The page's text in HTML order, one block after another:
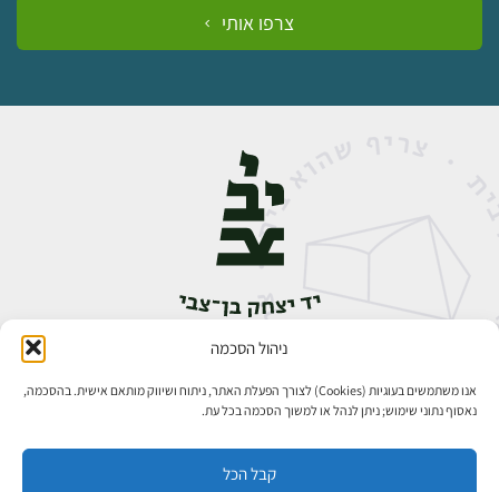
ניהול הסכמה
אנו משתמשים בעוגיות (Cookies) לצורך הפעלת האתר, ניתוח ושיווק מותאם אישית. בהסכמה,
נאסוף נתוני שימוש; ניתן לנהל או למשוך הסכמה בכל עת.
קבל הכל
צרפו אותי
אבן גבירול 14, רחביה, ירושלים